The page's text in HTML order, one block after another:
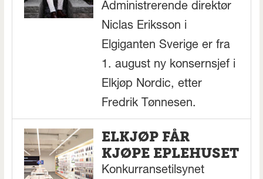
Administrerende direktør
Niclas Eriksson i
Elgiganten Sverige er fra
1. august ny konsernsjef i
Elkjøp Nordic, etter
Fredrik Tønnesen.
ELKJØP FÅR
KJØPE EPLEHUSET
Konkurransetilsynet